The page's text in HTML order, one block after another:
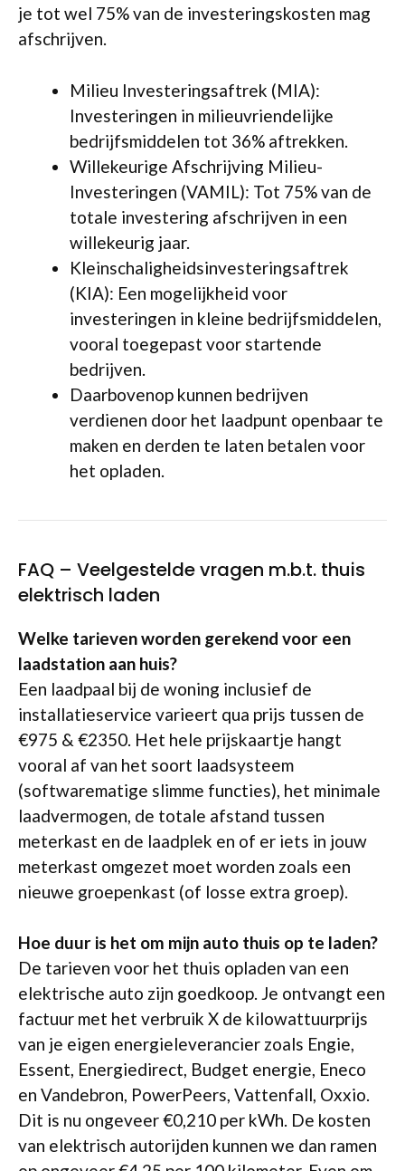
je tot wel 75% van de investeringskosten mag
afschrijven.
Milieu Investeringsaftrek (MIA):
Investeringen in milieuvriendelijke
bedrijfsmiddelen tot 36% aftrekken.
Willekeurige Afschrijving Milieu-
Investeringen (VAMIL): Tot 75% van de
totale investering afschrijven in een
willekeurig jaar.
Kleinschaligheidsinvesteringsaftrek
(KIA): Een mogelijkheid voor
investeringen in kleine bedrijfsmiddelen,
vooral toegepast voor startende
bedrijven.
Daarbovenop kunnen bedrijven
verdienen door het laadpunt openbaar te
maken en derden te laten betalen voor
het opladen.
FAQ – Veelgestelde vragen m.b.t. thuis
elektrisch laden
Welke tarieven worden gerekend voor een
laadstation aan huis?
Een laadpaal bij de woning inclusief de
installatieservice varieert qua prijs tussen de
€975 & €2350. Het hele prijskaartje hangt
vooral af van het soort laadsysteem
(softwarematige slimme functies), het minimale
laadvermogen, de totale afstand tussen
meterkast en de laadplek en of er iets in jouw
meterkast omgezet moet worden zoals een
nieuwe groepenkast (of losse extra groep).
Hoe duur is het om mijn auto thuis op te laden?
De tarieven voor het thuis opladen van een
elektrische auto zijn goedkoop. Je ontvangt een
factuur met het verbruik X de kilowattuurprijs
van je eigen energieleverancier zoals Engie,
Essent, Energiedirect, Budget energie, Eneco
en Vandebron, PowerPeers, Vattenfall, Oxxio.
Dit is nu ongeveer €0,210 per kWh. De kosten
van elektrisch autorijden kunnen we dan ramen